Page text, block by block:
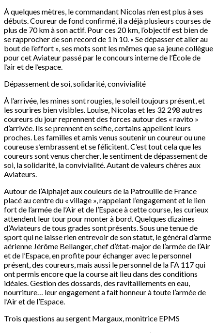
À quelques mètres, le commandant Nicolas n’en est plus à ses
débuts. Coureur de fond confirmé, il a déjà plusieurs courses de
plus de 70 km à son actif. Pour ces 20 km, l’objectif est bien de
se rapprocher de son record de 1 h 10. « Se dépasser et aller au
bout de l’effort », ses mots sont les mêmes que sa jeune collègue
pour cet Aviateur passé par le concours interne de l’École de
l’air et de l’espace.
Dépassement de soi, solidarité, convivialité
À l’arrivée, les mines sont rougies, le soleil toujours présent, et
les sourires bien visibles. Louise, Nicolas et les 32 298 autres
coureurs du jour reprennent des forces autour des « ravito »
d’arrivée. Ils se prennent en selfie, certains appellent leurs
proches. Les familles et amis venus soutenir un coureur ou une
coureuse s’embrassent et se félicitent. C’est tout cela que les
coureurs sont venus chercher, le sentiment de dépassement de
soi, la solidarité, la convivialité. Autant de valeurs chères aux
Aviateurs.
Autour de l’Alphajet aux couleurs de la Patrouille de France
placé au centre du « village », rappelant l’engagement et le lien
fort de l’armée de l’Air et de l’Espace à cette course, les curieux
attendent leur tour pour monter à bord. Quelques dizaines
d’Aviateurs de tous grades sont présents. Sous une tenue de
sport qui ne laisse rien entrevoir de son statut, le général d’arme
aérienne Jérôme Bellanger, chef d’état-major de l’armée de l’Air
et de l’Espace, en profite pour échanger avec le personnel
présent, des coureurs, mais aussi le personnel de la FA 117 qui
ont permis encore que la course ait lieu dans des conditions
idéales. Gestion des dossards, des ravitaillements en eau,
nourriture… leur engagement a fait honneur à toute l’armée de
l’Air et de l’Espace.
Trois questions au sergent Margaux, monitrice EPMS